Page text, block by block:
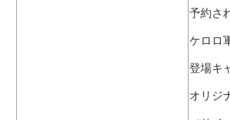
予約さ
ケロロ
登場キ
オリジ